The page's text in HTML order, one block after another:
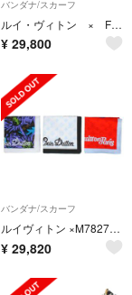
バンダナ/スカーフ
ルイ・ヴィトン × FRAGMENT フラグメント レインボー バンダナ
¥ 29,800
バンダナ/スカーフ
ルイヴィトン ×M78277 LVプリントバンダナセット メンズ
¥ 29,820